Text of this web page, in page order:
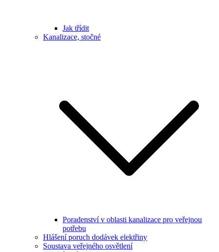
Jak třídit
Kanalizace, stočné
Poradenství v oblasti kanalizace pro veřejnou
potřebu
Hlášení poruch dodávek elektřiny
Soustava veřejného osvětlení